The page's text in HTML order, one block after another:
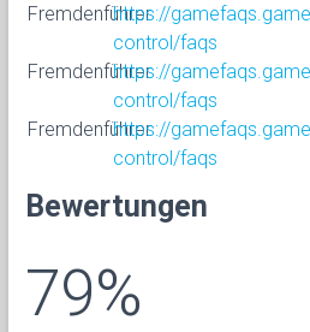
Fremdenführer
https://
control/faqs
Fremdenführer
https://
control/faqs
Fremdenführer
https://
control/faqs
Bewertungen
79%